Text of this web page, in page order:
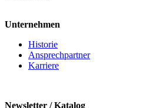
Unternehmen
Historie
Ansprechpartner
Karriere
Newsletter / Katalog